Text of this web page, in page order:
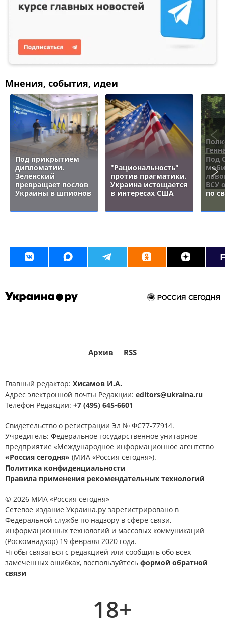
Мнения, события, идеи
Под прикрытием
дипломатии.
Зеленский
превращает послов
Украины в шпионов
"Рациональность"
против прагматики.
Украина истощается
в интересах США
Под
ВСУ
по
Архив RSS
Главный редактор: Хисамов И.А.
Адрес электронной почты Редакции: editors@ukraina.ru
Телефон Редакции: +7 (495) 645-6601
Свидетельство о регистрации Эл № ФС77-77914.
Учредитель: Федеральное государственное унитарное
предприятие «Международное информационное агентство
«Россия сегодня» (МИА «Россия сегодня»).
Политика конфиденциальности
Правила применения рекомендательных технологий
© 2026 МИА «Россия сегодня»
Сетевое издание Украина.ру зарегистрировано в
Федеральной службе по надзору в сфере связи,
информационных технологий и массовых коммуникаций
(Роскомнадзор) 19 февраля 2020 года.
Чтобы связаться с редакцией или сообщить обо всех
замеченных ошибках, воспользуйтесь формой обратной
связи
18+